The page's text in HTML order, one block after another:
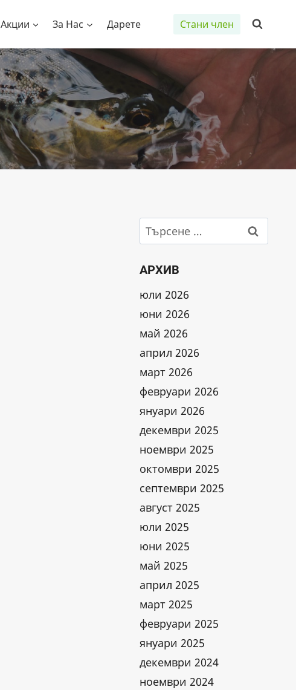
Акции За Нас Дарете Стани член
Търсене
за:
АРХИВ
юли 2026
юни 2026
май 2026
април 2026
март 2026
февруари 2026
януари 2026
декември 2025
ноември 2025
октомври 2025
септември 2025
август 2025
юли 2025
юни 2025
май 2025
април 2025
март 2025
февруари 2025
януари 2025
декември 2024
ноември 2024